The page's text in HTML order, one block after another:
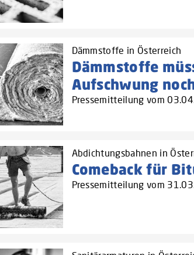
Dämmstoffe in Österreich
Dämmstoffe
Aufschwung
Pressemitteilung vom
Abdichtungsbahnen in
Comeback für
Pressemitteilung vom